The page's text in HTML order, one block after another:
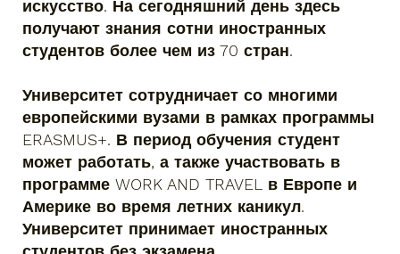
искусство. На сегодняшний день здесь
получают знания сотни иностранных
студентов более чем из 70 стран.
Университет сотрудничает со многими
европейскими вузами в рамках программы
ERASMUS+. В период обучения студент
может работать, а также участвовать в
программе WORK AND TRAVEL в Европе и
Америке во время летних каникул.
Университет принимает иностранных